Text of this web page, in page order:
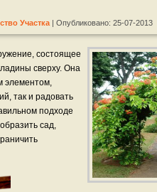
Участка | Опубликовано: 25-07-2013
состоящее
сверху. Она
элементом,
так и радовать
подходе
сад,